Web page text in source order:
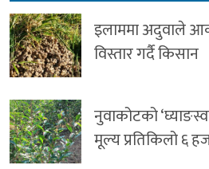
इलाममा अदुवाले
विस्तार गर्दै किसान
नुवाकोटको
मूल्य प्रतिकिलो ६